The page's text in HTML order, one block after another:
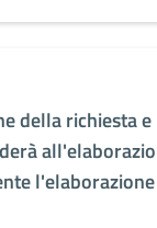
della richiesta